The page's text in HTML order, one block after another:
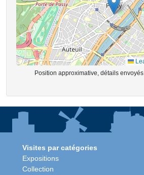
Position approximative, détails
Visites par catégories
Expositions
Collection